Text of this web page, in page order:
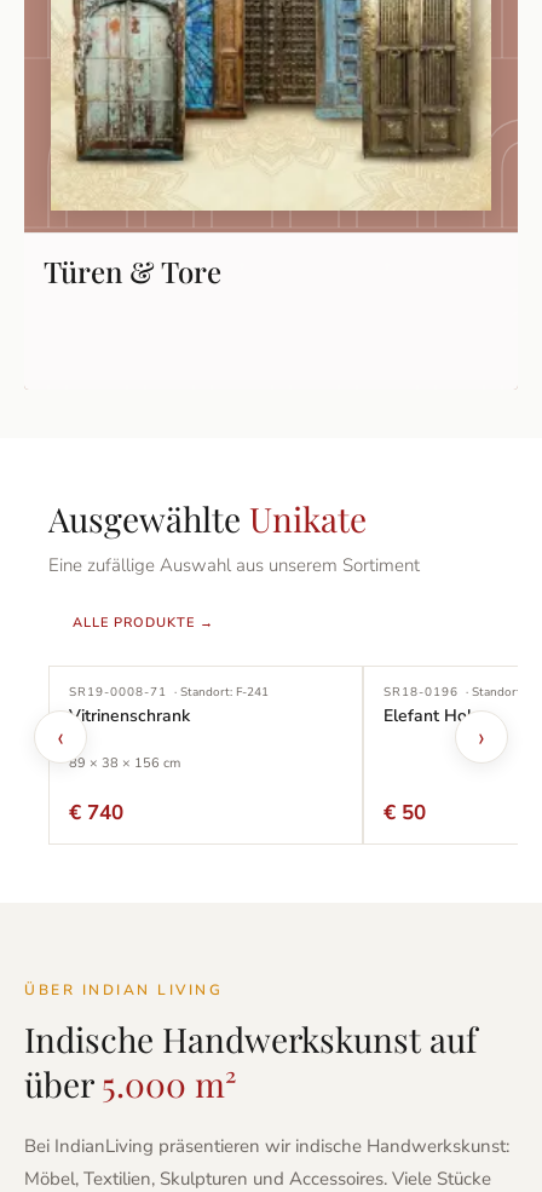
Türen & Tore
Ausgewählte Unikate
Eine zufällige Auswahl aus unserem Sortiment
ALLE PRODUKTE →
‹ ›
SR19-0008-71 · Standort: F-241
Vitrinenschrank
89 × 38 × 156 cm
€ 740
SR18-0196 · Standort:
Elefant Holz
€ 50
ÜBER INDIAN LIVING
Indische Handwerkskunst auf
über5.000 m²
Bei IndianLiving präsentieren wir indische Handwerkskunst:
Möbel, Textilien, Skulpturen und Accessoires. Viele Stücke